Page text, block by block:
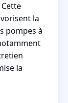
la
pompes à
la